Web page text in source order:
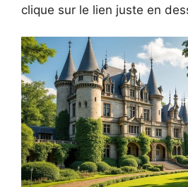
clique sur le lien juste en